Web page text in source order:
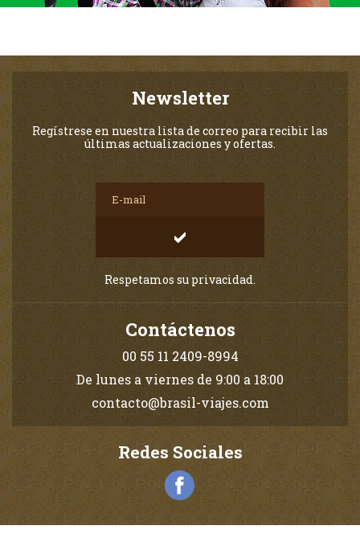
Newsletter
Regístrese en nuestra lista de correo para recibir las
últimas actualizaciones y ofertas.
Respetamos su privacidad.
Contáctenos
00 55 11 2409-8994
De lunes a viernes de 9:00 a 18:00
contacto@brasil-viajes.com
Redes Sociales